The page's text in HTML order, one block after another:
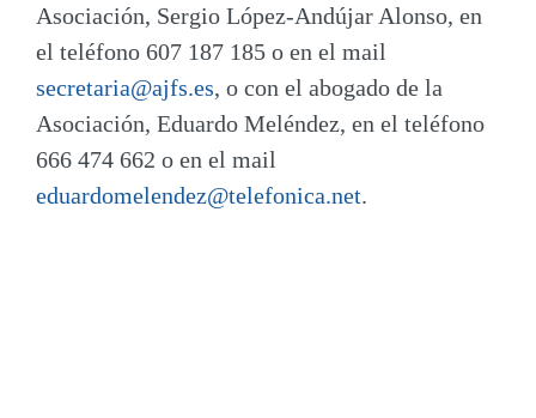
Asociación, Sergio López-Andújar Alonso, en
el teléfono 607 187 185 o en el mail
secretaria@ajfs.es, o con el abogado de la
Asociación, Eduardo Meléndez, en el teléfono
666 474 662 o en el mail
eduardomelendez@telefonica.net.